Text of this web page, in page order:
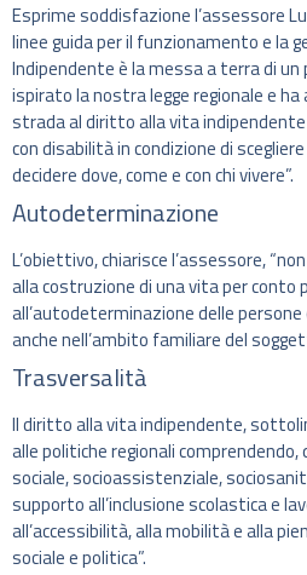
Esprime soddisfazione l’assessore
linee guida per il funzionamento e la
Indipendente è la messa a terra di
ispirato la nostra legge regionale e
strada al diritto alla vita
con disabilità in condizione di
decidere dove, come e con chi vivere”.
Autodeterminazione
L’obiettivo, chiarisce l’assessore,
alla costruzione di una vita per conto
all’autodeterminazione delle
anche nell’ambito familiare del
Trasversalità
Il diritto alla vita indipendente,
alle politiche regionali
sociale, socioassistenziale,
supporto all’inclusione scolastica e
all’accessibilità, alla mobilità e alla
sociale e politica”.